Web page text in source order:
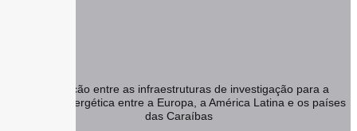
Cooperação entre as infraestruturas de investigação para a
transição energética entre a Europa, a América Latina e os países
das Caraíbas